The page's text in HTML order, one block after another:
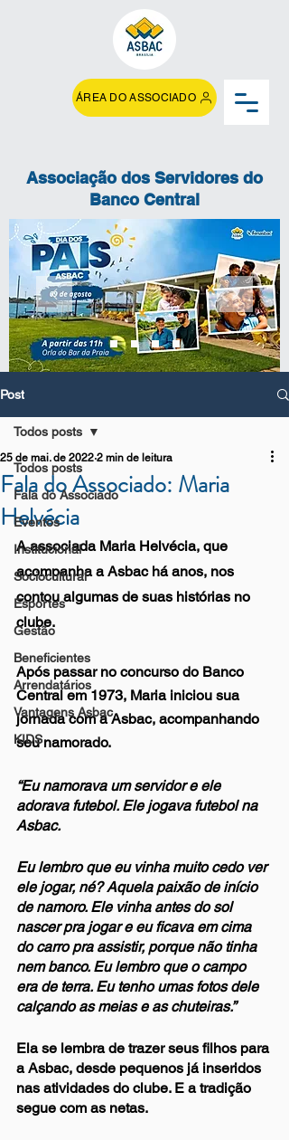
ÁREA DO ASSOCIADO
Associação dos Servidores do
Banco Central
Post
Todos posts
Fala do Associado
Eventos
Institucional
Sociocultural
Esportes
Gestão
Beneficientes
Arrendatários
Vantagens Asbac
KIDS
Todos posts
Fala do Associado: Maria
Helvécia
25 de mai. de 2022 2 min de leitura
A associada Maria Helvécia, que
acompanha a Asbac há anos, nos
contou algumas de suas histórias no
clube.
Após passar no concurso do Banco
Central em 1973, Maria iniciou sua
jornada com a Asbac, acompanhando
seu namorado.
“Eu namorava um servidor e ele
adorava futebol. Ele jogava futebol na
Asbac.
Eu lembro que eu vinha muito cedo ver
ele jogar, né? Aquela paixão de início
de namoro. Ele vinha antes do sol
nascer pra jogar e eu ficava em cima
do carro pra assistir, porque não tinha
nem banco. Eu lembro que o campo
era de terra. Eu tenho umas fotos dele
calçando as meias e as chuteiras.”
Ela se lembra de trazer seus filhos para
a Asbac, desde pequenos já inseridos
nas atividades do clube. E a tradição
segue com as netas.